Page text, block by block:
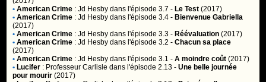
• American Crime :Jd Hesby dans l'épisode 3.7 - Le Test (2017)
• American Crime :Jd Hesby dans l'épisode 3.4 - Bienvenue Gabriella
(2017)
• American Crime :Jd Hesby dans l'épisode 3.3 - Réévaluation (2017)
• American Crime :Jd Hesby dans l'épisode 3.2 -Chacun sa place
(2017)
• American Crime :Jd Hesby dans l'épisode 3.1 -A moindre coût (2017)
• Lucifer : Professeur Carlisle dans l'épisode 2.13 -Une belle journée
pour mourir (2017)